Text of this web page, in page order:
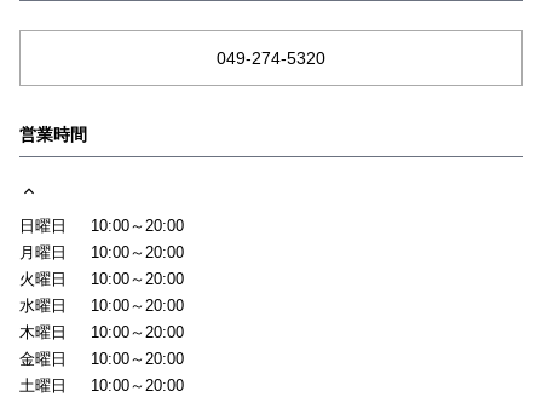
049-274-5320
営業時間
日曜日
10:00～20:00
月曜日
10:00～20:00
火曜日
10:00～20:00
水曜日
10:00～20:00
木曜日
10:00～20:00
金曜日
10:00～20:00
土曜日
10:00～20:00